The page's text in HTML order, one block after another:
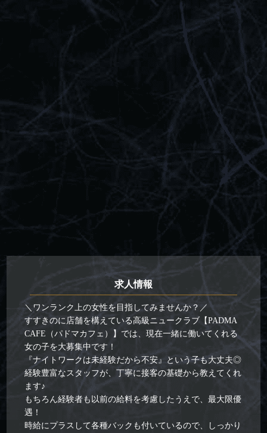
求人情報
＼ワンランク上の女性を目指してみませんか？／
すすきのに店舗を構えている高級ニュークラブ【PADMA
CAFE（パドマカフェ）】では、現在一緒に働いてくれる
女の子を大募集中です！
『ナイトワークは未経験だから不安』という子も大丈夫◎
経験豊富なスタッフが、丁寧に接客の基礎から教えてくれ
ます♪
もちろん経験者も以前の給料を考慮したうえで、最大限優
遇！
時給にプラスして各種バックも付いているので、しっかり